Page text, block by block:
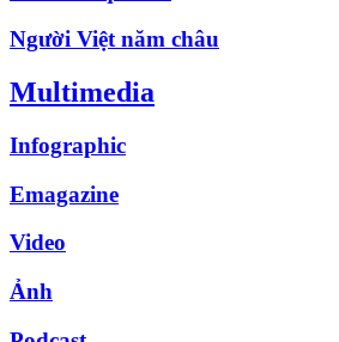
Người Việt năm châu
Multimedia
Infographic
Emagazine
Video
Ảnh